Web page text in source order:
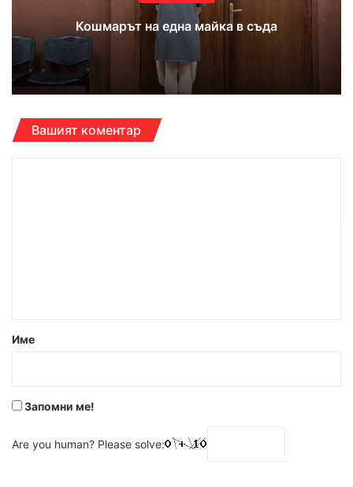
Кошмарът на една майка в съда
Вашият коментар
р
Име
Запомни ме!
Are you human? Please solve: